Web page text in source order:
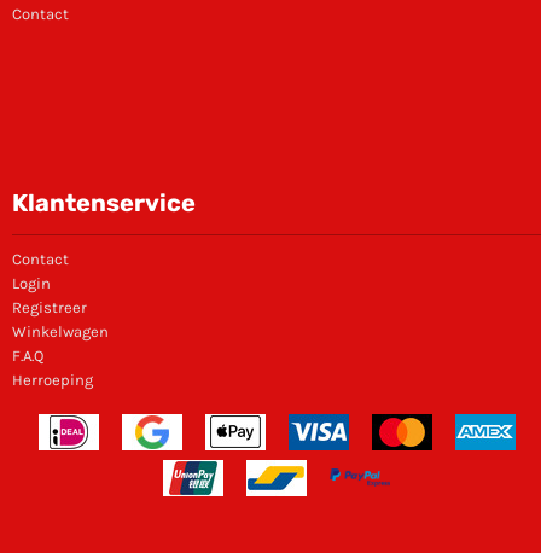
Contact
Klantenservice
Contact
Login
Registreer
Winkelwagen
F.A.Q
Herroeping